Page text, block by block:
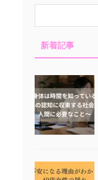
新着記事